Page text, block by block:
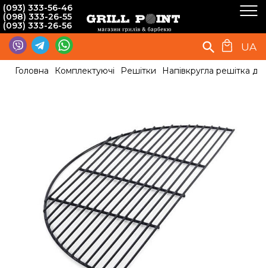
(093) 333-56-46
(098) 333-26-55
(093) 333-26-56
UA
Головна Комплектуючі Решітки Напівкругла решітка